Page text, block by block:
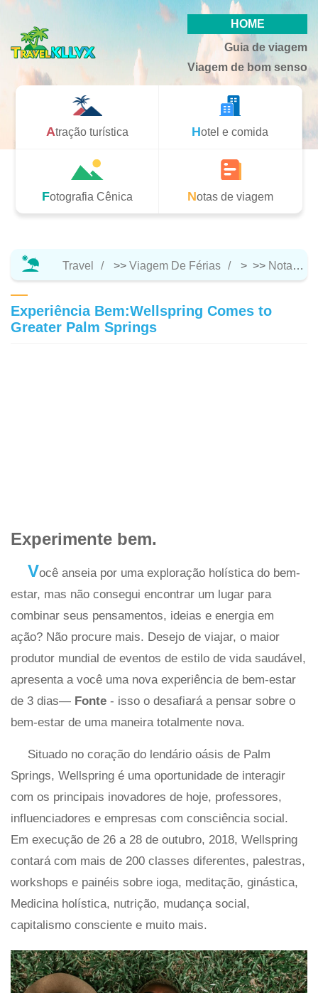
HOME
Guia de viagem
Viagem de bom senso
Atração turística Hotel e comida
Fotografia Cênica Notas de viagem
Travel >> Viagem De Férias > >> Notas De Viagem
Experiência Bem:Wellspring Comes to
Greater Palm Springs
Experimente bem.
Você anseia por uma exploração holística do bem-
estar, mas não consegui encontrar um lugar para
combinar seus pensamentos, ideias e energia em
ação? Não procure mais. Desejo de viajar, o maior
produtor mundial de eventos de estilo de vida saudável,
apresenta a você uma nova experiência de bem-estar
de 3 dias— Fonte - isso o desafiará a pensar sobre o
bem-estar de uma maneira totalmente nova.
Situado no coração do lendário oásis de Palm
Springs, Wellspring é uma oportunidade de interagir
com os principais inovadores de hoje, professores,
influenciadores e empresas com consciência social.
Em execução de 26 a 28 de outubro, 2018, Wellspring
contará com mais de 200 classes diferentes, palestras,
workshops e painéis sobre ioga, meditação, ginástica,
Medicina holística, nutrição, mudança social,
capitalismo consciente e muito mais.